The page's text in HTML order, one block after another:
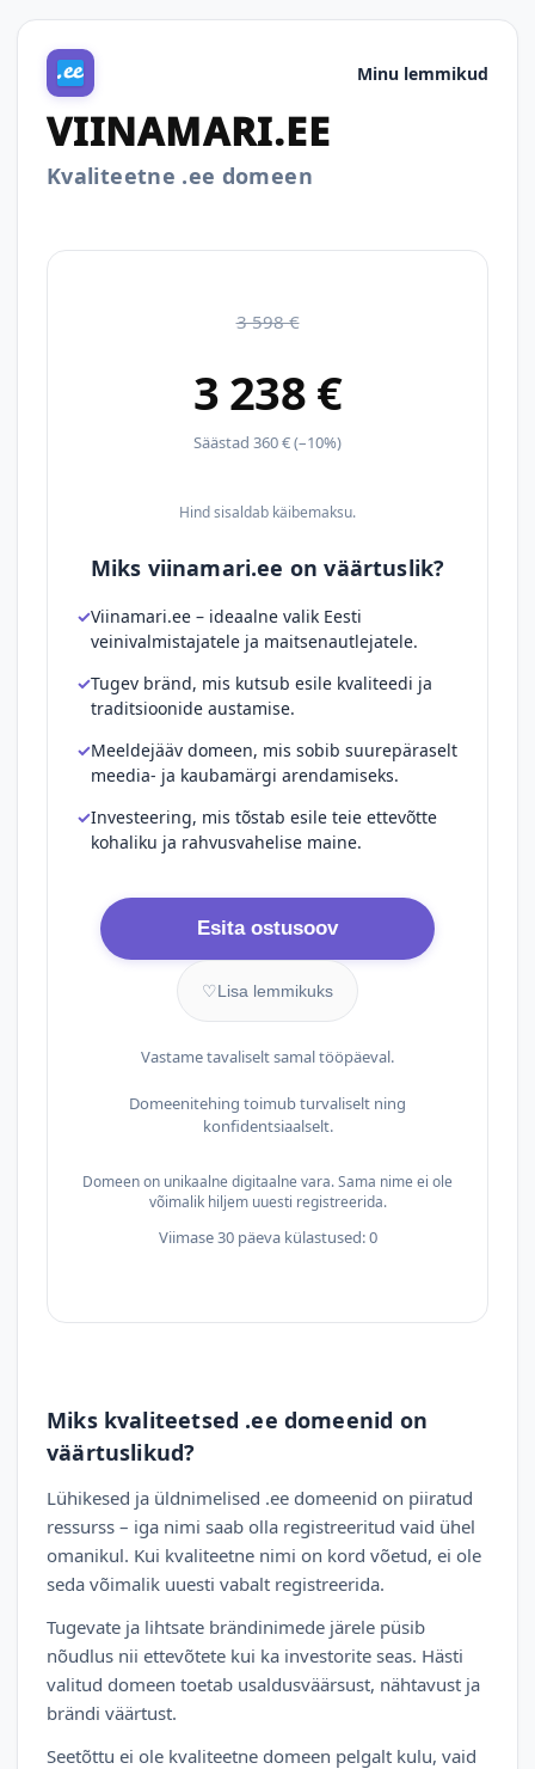
Minu lemmikud
VIINAMARI.EE
Kvaliteetne .ee domeen
3 598 €
3 238 €
Säästad 360 € (–10%)
Hind sisaldab käibemaksu.
Miks viinamari.ee on väärtuslik?
Viinamari.ee – ideaalne valik Eesti
veinivalmistajatele ja maitsenautlejatele.
Tugev bränd, mis kutsub esile kvaliteedi ja
traditsioonide austamise.
Meeldejääv domeen, mis sobib suurepäraselt
meedia- ja kaubamärgi arendamiseks.
Investeering, mis tõstab esile teie ettevõtte
kohaliku ja rahvusvahelise maine.
Esita ostusoov
♡Lisa lemmikuks
Vastame tavaliselt samal tööpäeval.
Domeenitehing toimub turvaliselt ning
konfidentsiaalselt.
Domeen on unikaalne digitaalne vara. Sama nime ei ole
võimalik hiljem uuesti registreerida.
Viimase 30 päeva külastused: 0
Miks kvaliteetsed .ee domeenid on
väärtuslikud?
Lühikesed ja üldnimelised .ee domeenid on piiratud
ressurss – iga nimi saab olla registreeritud vaid ühel
omanikul. Kui kvaliteetne nimi on kord võetud, ei ole
seda võimalik uuesti vabalt registreerida.
Tugevate ja lihtsate brändinimede järele püsib
nõudlus nii ettevõtete kui ka investorite seas. Hästi
valitud domeen toetab usaldusväärsust, nähtavust ja
brändi väärtust.
Seetõttu ei ole kvaliteetne domeen pelgalt kulu, vaid